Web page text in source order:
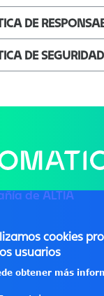
DE
DE
de ALTIA
cookies
usuarios
obtener más